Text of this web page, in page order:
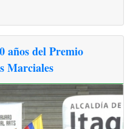
años del Premio
Marciales